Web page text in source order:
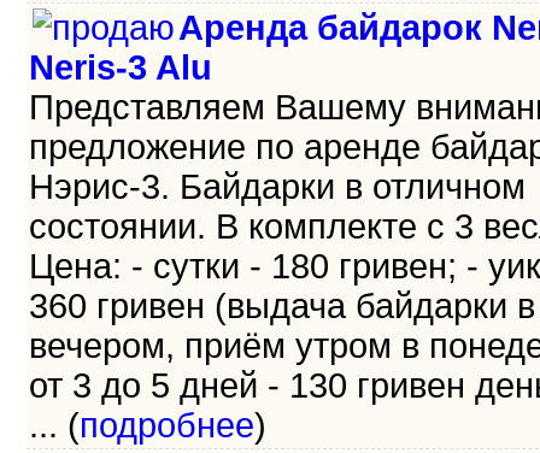
Аренда байдарок
Neris-3 Alu
Представляем Вашему
предложение по аренде
Нэрис-3. Байдарки в отличном
состоянии. В комплекте с 3
Цена: - сутки - 180 гривен; -
360 гривен (выдача байдарки
вечером, приём утром в
от 3 до 5 дней - 130 гривен
... (подробнее)